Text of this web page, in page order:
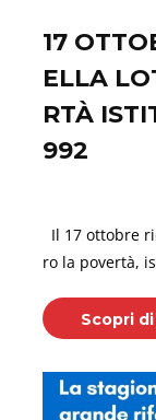
17
ELLA
RTÀ
992
Il 17 ottobre
ro la povertà,
Scopri